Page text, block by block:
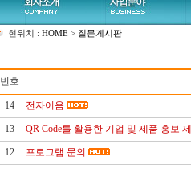
현위치 : HOME > 질문게시판
번호
14 전자어음
13 QR Code를 활용한 기업 및 제품 홍보
12 프로그램 문의